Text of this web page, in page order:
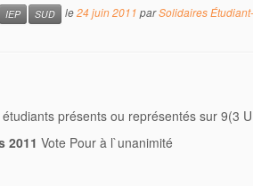
IEP SUD le24 juin 2011 parSolidaires
présents ou représentés sur 9(3
2011 Vote Pour à l`unanimité